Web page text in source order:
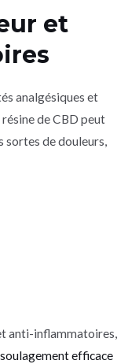
et
analgésiques et
de CBD peut
de douleurs,
anti-inflammatoires,
efficace